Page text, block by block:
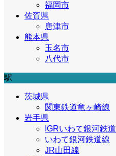
福岡市
佐賀県
唐津市
熊本県
玉名市
八代市
駅
茨城県
関東鉄道竜ヶ崎線
岩手県
IGRいわて銀河鉄道
いわて銀河鉄道線
JR山田線